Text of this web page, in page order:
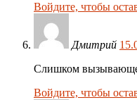
Войдите, чтобы
Дмитрий
Слишком
Войдите, чтобы